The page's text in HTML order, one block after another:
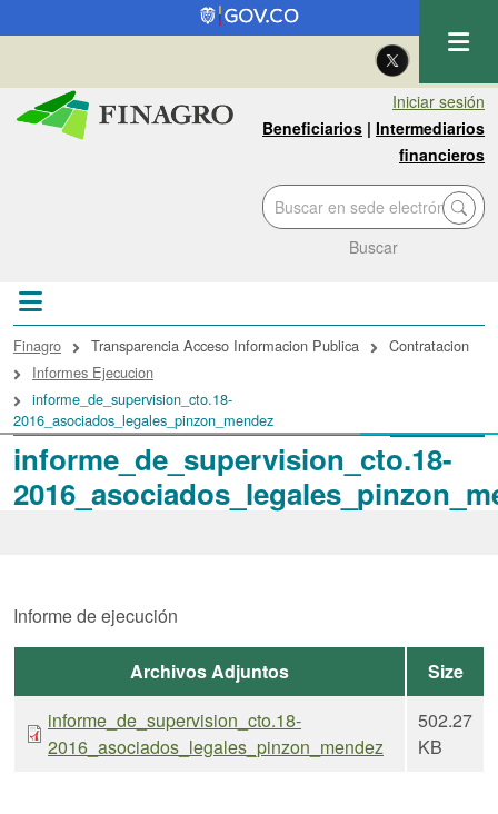
Pasar al contenido principal
| Eng
Iniciar sesión
Beneficiarios | Intermediarios
financieros
Buscar
informe_de_supervision_cto.18-
enlaces de ayuda a la
Finagro Transparencia Acceso Informacion Publica
Contratacion
Informes Ejecucion
informe_de_supervision_cto.18-
2016_asociados_legales_pinzon_mendez
Informe de ejecución
Archivos Adjuntos
Size
informe_de_supervision_cto.18-
2016_asociados_legales_pinzon_mendez
502.27
KB